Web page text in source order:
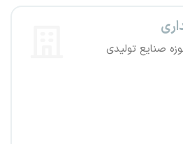
صنایع تولیدی